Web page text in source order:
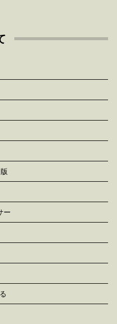
ー